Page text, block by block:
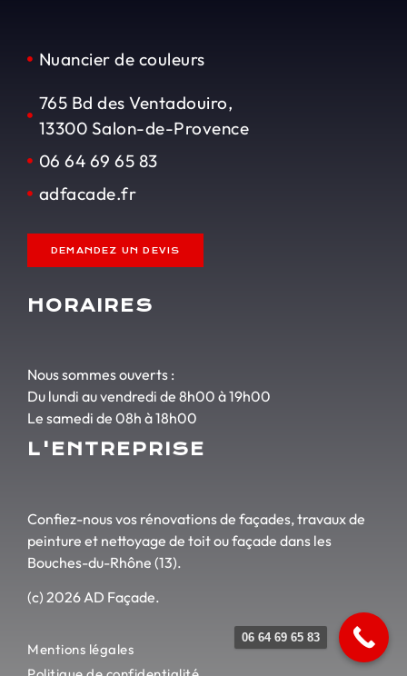
Nuancier de couleurs
765 Bd des Ventadouiro,
13300 Salon-de-Provence
06 64 69 65 83
adfacade.fr
DEMANDEZ UN DEVIS
HORAIRES
Nous sommes ouverts :
Du lundi au vendredi de 8h00 à 19h00
Le samedi de 08h à 18h00
L'ENTREPRISE
Confiez-nous vos rénovations de façades, travaux de
peinture et nettoyage de toit ou façade dans les
Bouches-du-Rhône (13).
(c) 2026 AD Façade.
Mentions légales
06 64 69 65 83